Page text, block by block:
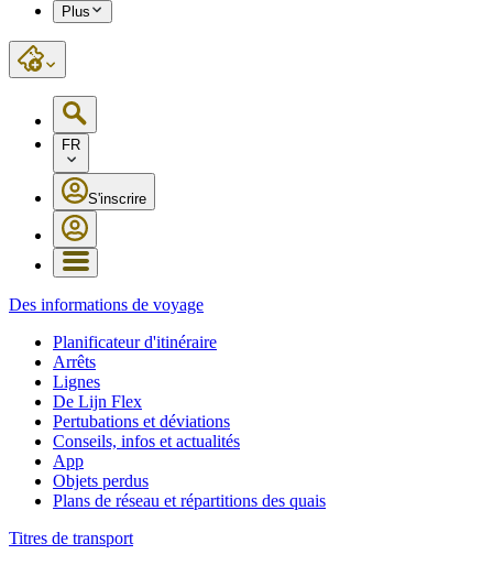
Plus
FR
S'inscrire
Des informations de voyage
Planificateur d'itinéraire
Arrêts
Lignes
De Lijn Flex
Pertubations et déviations
Conseils, infos et actualités
App
Objets perdus
Plans de réseau et répartitions des quais
Titres de transport